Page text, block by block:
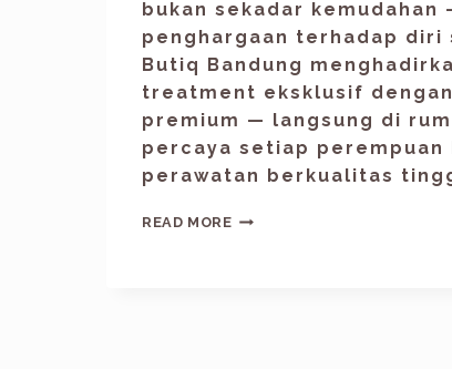
bukan sekadar
penghargaan terhadap diri
Butiq Bandung
treatment eksklusif
premium — langsung di
percaya setiap perempuan
perawatan berkualitas
READ MORE